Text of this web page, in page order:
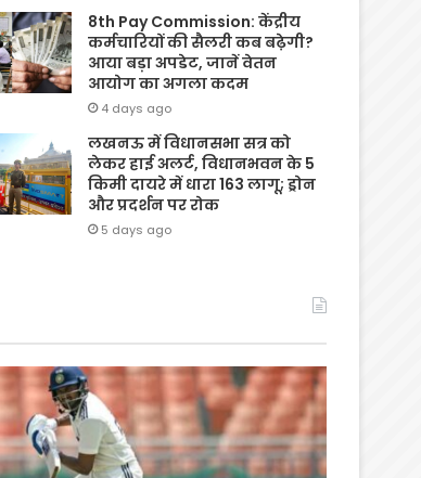
8th Pay Commission: केंद्रीय
कर्मचारियों की सैलरी कब बढ़ेगी?
आया बड़ा अपडेट, जानें वेतन
आयोग का अगला कदम
4 days ago
लखनऊ में विधानसभा सत्र को
लेकर हाई अलर्ट, विधानभवन के 5
किमी दायरे में धारा 163 लागू; ड्रोन
और प्रदर्शन पर रोक
5 days ago